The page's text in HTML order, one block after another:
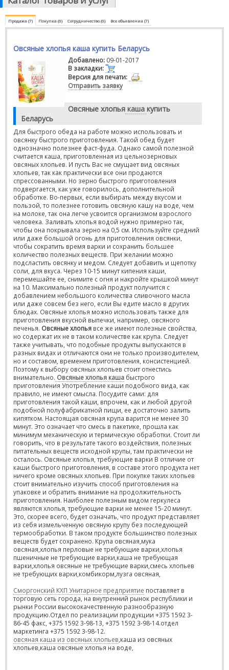
Продажа (7) Покупка (0) Сотрудничество (0) Все объявления (7)
Овсяные хлопья каша купить Беларусь
Добавлено: 09-01-2017
В закладки:
Версия для печати:
Отправить заявку
Овсяные хлопья каша купить
Беларусь
Для быстрого обеда на работе можно использовать и
овсянку быстрого приготовления. Такой обед будет
однозначно полезнее фаст-фуда. Однако самой полезной
считается каша, приготовленная из цельнозерновых
овсяных хлопьев. И пусть Вас не смущает вид овсяных
хлопьев, так как практически все они продаются
спрессованными. Но зерно быстрого приготовления
подвергается, как уже говорилось, дополнительной
обработке. Во-первых, если выбирать между вкусом и
пользой, то полезнее готовить овсяную кашу на воде, чем
на молоке, так она легче усвоится организмом взрослого
человека. Заливать хлопья водой нужно примерно так,
чтобы она покрывала зерно на 0,5 см. Используйте средний
или даже большой огонь для приготовления овсянки,
чтобы сократить время варки и сохранить большее
количество полезных веществ. При желании можно
подсластить овсянку и медом. Следует добавить и щепотку
соли, для вкуса. Через 10-15 минут кипения каши,
перемешайте ее, снимите с огня и накройте крышкой минут
на 10. Максимально полезный продукт получится с
добавлением небольшого количества сливочного масла
или даже совсем без него, если Вы едите масло в других
блюдах. Овсяные хлопья можно использовать также для
приготовления вкусной выпечки, например, овсяного
печенья. Овсяные хлопья все же имеют полезные свойства,
но содержат их не в таком количестве как крупа. Следует
также учитывать, что подобные продукты выпускаются в
разных видах и отличаются они не только производителем,
но и составом, временем приготовления, консистенцией.
Поэтому к выбору овсяных хлопьев стоит отнестись
внимательно. Овсяные хлопья каша быстрого
приготовления Употребление каши подобного вида, как
правило, не имеют смысла. Посудите сами: для
приготовления такой каши, впрочем, как и любой другой
подобной полуфабрикатной пищи, ее достаточно залить
кипятком. Настоящая овсяная крупа варится не менее 30
минут. Это означает что смесь в пакетике, прошла как
минимум механическую и термическую обработки. Стоит ли
говорить, что в результате такого воздействия, полезных
питательных веществ исходной крупы, там практически не
осталось. Овсяные хлопья, требующие варки В отличие от
каши быстрого приготовления, в составе этого продукта нет
ничего кроме овсяных хлопьев. При покупке таких хлопьев
стоит внимательно изучить способ приготовления на
упаковке и обратить внимание на продолжительность
приготовления. Наиболее полезным видом геркулеса
являются хлопья, требующие варки не менее 15-20 минут.
Это, скорее всего, будет означать, что продукт представляет
из себя измельченную овсяную крупу без последующей
термообработки. В таком продукте большинство полезных
веществ будет сохранено. Крупа овсяная,мука
овсяная,хлопья перловые не требующие варки,хлопья
пшеничные не требующие варки,каша не требующая
варки,хлопья овсяные не требующие варки,смесь хлопьев
не требующих варки,комбикорм,лузга овсяная,
Сморгонский КХП Унитарное предприятие поставляет в
торговую сеть города, на внутренний рынок республики и
рынки России высококачественную разнообразную
продукцию.Отдел по реализации продукции +375 1592 3-
86-45 факс, +375 1592 3-98-13, +375 1592 3-98-14.отдел
маркетинга +375 1592 3-98-12.
овсяная каша из овсяных хлопьев ,каша из овсяных
хлопьев,каша овсяные хлопья на воде,